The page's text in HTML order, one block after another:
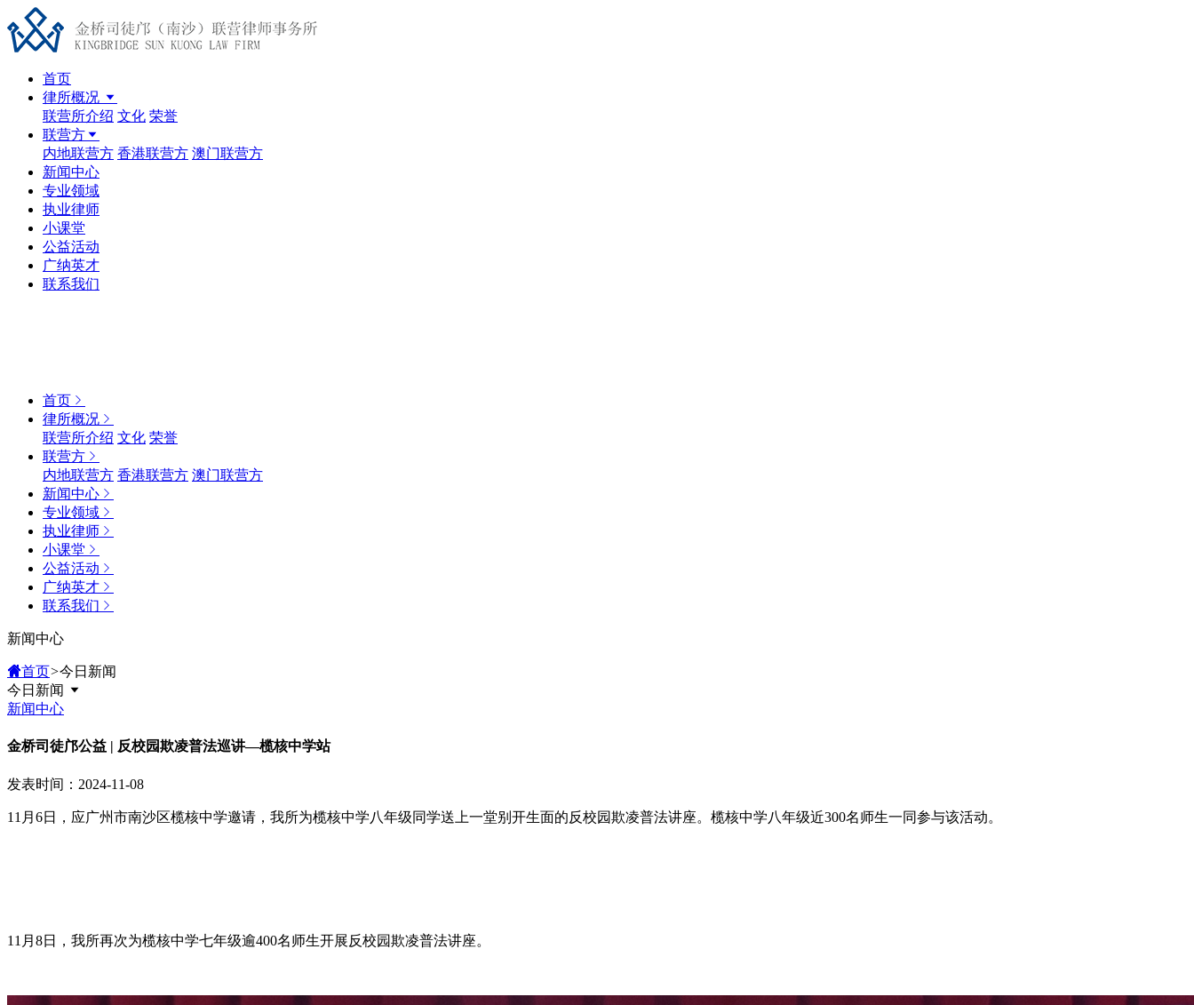
首页
律所概况
联营所介绍 文化 荣誉
联营方
内地联营方 香港联营方 澳门联营方
新闻中心
专业领域
执业律师
小课堂
公益活动
广纳英才
联系我们
首页
律所概况
联营所介绍 文化 荣誉
联营方
内地联营方 香港联营方 澳门联营方
新闻中心
专业领域
执业律师
小课堂
公益活动
广纳英才
联系我们
新闻中心
首页>今日新闻
今日新闻
新闻中心
金桥司徒邝公益 | 反校园欺凌普法巡讲—榄核中学站
发表时间：2024-11-08
11月6日，应广州市南沙区榄核中学邀请，我所为榄核中学八年级同学送上一堂别开生面的反校园欺凌普法讲座。榄核中学八年级近300名师生一同参与该活动。
11月8日，我所再次为榄核中学七年级逾400名师生开展反校园欺凌普法讲座。